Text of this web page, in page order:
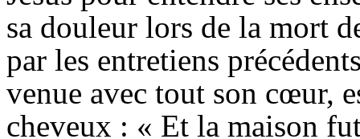
sa douleur lors de la mort
par les entretiens
venue avec tout son cœur,
cheveux : « Et la maison